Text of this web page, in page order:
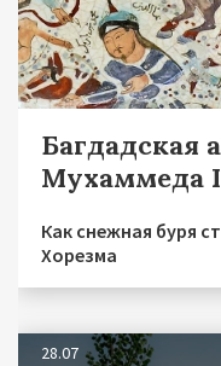
Багдадская
Мухаммеда
Как снежная буря
Хорезма
28.07